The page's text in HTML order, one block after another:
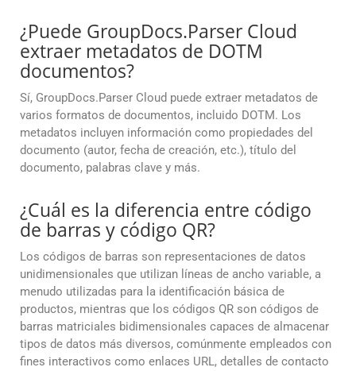
¿Puede GroupDocs.Parser Cloud
extraer metadatos de DOTM
documentos?
Sí, GroupDocs.Parser Cloud puede extraer metadatos de
varios formatos de documentos, incluido DOTM. Los
metadatos incluyen información como propiedades del
documento (autor, fecha de creación, etc.), título del
documento, palabras clave y más.
¿Cuál es la diferencia entre código
de barras y código QR?
Los códigos de barras son representaciones de datos
unidimensionales que utilizan líneas de ancho variable, a
menudo utilizadas para la identificación básica de
productos, mientras que los códigos QR son códigos de
barras matriciales bidimensionales capaces de almacenar
tipos de datos más diversos, comúnmente empleados con
fines interactivos como enlaces URL, detalles de contacto